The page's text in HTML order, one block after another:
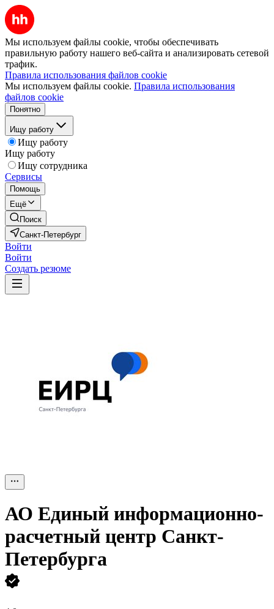
Мы используем файлы cookie, чтобы обеспечивать
правильную работу нашего веб-сайта и анализировать сетевой
трафик.
Правила использования файлов cookie
Мы используем файлы cookie. Правила использования
файлов cookie
Понятно
Ищу работу
Ищу работу
Ищу работу
Ищу сотрудника
Сервисы
Помощь
Ещё
Поиск
Санкт-Петербург
Войти
Войти
Создать резюме
АО Единый информационно-
расчетный центр Санкт-
Петербурга